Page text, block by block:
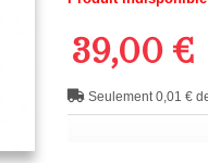
39,00 €
Seulement 0,01 €